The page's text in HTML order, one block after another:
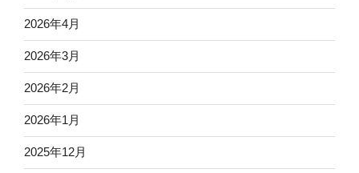
2026年4月
2026年3月
2026年2月
2026年1月
2025年12月